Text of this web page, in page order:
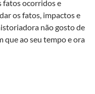
fatos ocorridos e
os fatos, impactos e
não gosto de
que ao seu tempo e ora